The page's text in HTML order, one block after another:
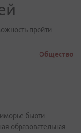
пройти
Общество
бьюти-
образовательная